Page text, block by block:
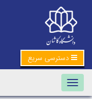
دسترسی سریع
Toggle navigation